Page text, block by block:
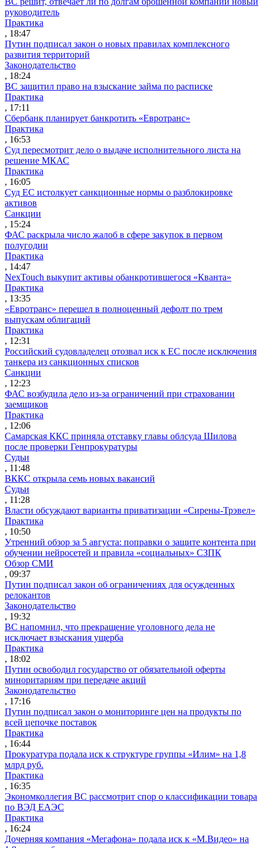
руководитель
Практика
, 18:47
Путин подписал закон о новых правилах комплексного
развития территорий
Законодательство
, 18:24
ВС защитил право на взыскание займа по расписке
Практика
, 17:11
Сбербанк планирует банкротить «Евротранс»
Практика
, 16:53
Суд пересмотрит дело о выдаче исполнительного листа на
решение МКАС
Практика
, 16:05
Суд ЕС истолкует санкционные нормы о разблокировке
активов
Санкции
, 15:24
ФАС раскрыла число жалоб в сфере закупок в первом
полугодии
Практика
, 14:47
NexTouch выкупит активы обанкротившегося «Кванта»
Практика
, 13:35
«Евротранс» перешел в полноценный дефолт по трем
выпускам облигаций
Практика
, 12:31
Российский судовладелец отозвал иск к ЕС после исключения
танкера из санкционных списков
Санкции
, 12:23
ФАС возбудила дело из-за ограничений при страховании
заемщиков
Практика
, 12:06
Самарская ККС приняла отставку главы облсуда Шилова
после проверки Генпрокуратуры
Судьи
, 11:48
ВККС открыла семь новых вакансий
Судьи
, 11:28
Власти обсуждают варианты приватизации «Сирены-Трэвел»
Практика
, 10:50
Утренний обзор за 5 августа: поправки о защите контента при
обучении нейросетей и правила «социальных» СЗПК
Обзор СМИ
, 09:37
Путин подписал закон об ограничениях для осужденных
релокантов
Законодательство
, 19:32
ВС напомнил, что прекращение уголовного дела не
исключает взыскания ущерба
Практика
, 18:02
Путин освободил государство от обязательной оферты
миноритариям при передаче акций
Законодательство
, 17:16
Путин подписал закон о мониторинге цен на продукты по
всей цепочке поставок
Практика
, 16:44
Прокуратура подала иск к структуре группы «Илим» на 1,8
млрд руб.
Практика
, 16:35
Экономколлегия ВС рассмотрит спор о классификации товара
по ВЭД ЕАЭС
Практика
, 16:24
Дочерняя компания «Мегафона» подала иск к «М.Видео» на